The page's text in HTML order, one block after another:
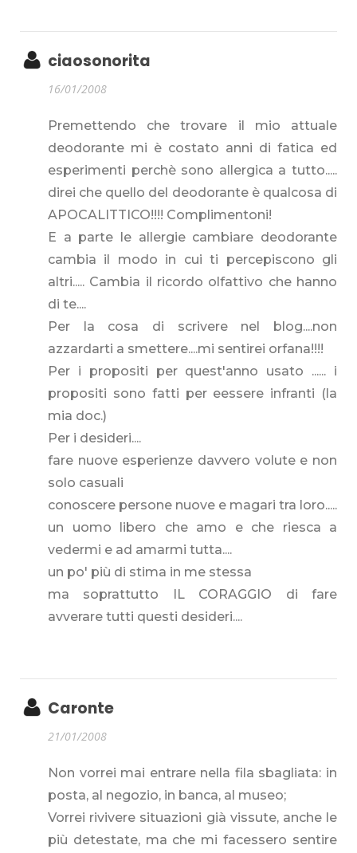
ciaosonorita
16/01/2008
Premettendo che trovare il mio attuale
deodorante mi è costato anni di fatica ed
esperimenti perchè sono allergica a tutto.....
direi che quello del deodorante è qualcosa di
APOCALITTICO!!!! Complimentoni!
E a parte le allergie cambiare deodorante
cambia il modo in cui ti percepiscono gli
altri..... Cambia il ricordo olfattivo che hanno
di te....
Per la cosa di scrivere nel blog....non
azzardarti a smettere....mi sentirei orfana!!!!
Per i propositi per quest'anno usato ...... i
propositi sono fatti per eessere infranti (la
mia doc.)
Per i desideri....
fare nuove esperienze davvero volute e non
solo casuali
conoscere persone nuove e magari tra loro.....
un uomo libero che amo e che riesca a
vedermi e ad amarmi tutta....
un po' più di stima in me stessa
ma soprattutto IL CORAGGIO di fare
avverare tutti questi desideri....
Caronte
21/01/2008
Non vorrei mai entrare nella fila sbagliata: in
posta, al negozio, in banca, al museo;
Vorrei rivivere situazioni già vissute, anche le
più detestate, ma che mi facessero sentire